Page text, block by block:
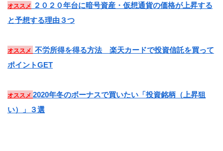
オススメ
２０２０年台に暗号資産・仮想通貨の価格が上昇する
と予想する理由３つ
オススメ
不労所得を得る方法 楽天カードで投資信託を買って
ポイントGET
オススメ 2020年冬のボーナスで買いたい「投資銘柄（上昇狙
い）」３選